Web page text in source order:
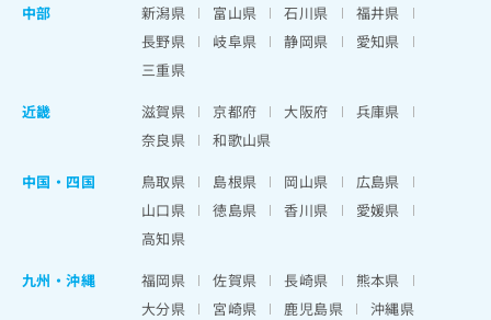
中部
新潟県 富山県 石川県
福井県
長野県
岐阜県 静岡県
愛知県
三重県
近畿
滋賀県 京都府 大阪府
兵庫県
奈良県
和歌山県
中国・四国
鳥取県 島根県 岡山県
広島県
山口県
徳島県 香川県
愛媛県
高知県
九州・沖縄
福岡県 佐賀県 長崎県
熊本県
大分県
宮崎県 鹿児島県 沖縄県